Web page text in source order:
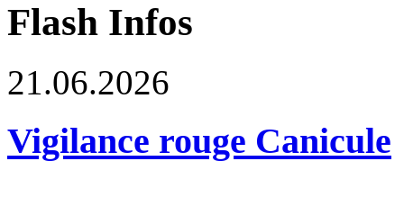
Flash Infos
21.06.2026
Vigilance rouge Canicule